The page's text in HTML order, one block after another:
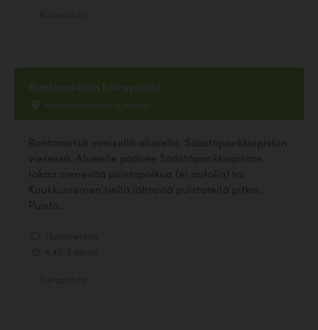
Rantametsän koirapuisto
Koukkuniementie 4, Espoo
Rantametsä nimisellä alueella, Säästöpankkiopiston
vieressä. Alueelle pääsee Säästöpankkiopiston
takaa menevää puistopolkua (ei autolla) tai
Koukkuniemen tieltä lähteviä puistoteitä pitkin.
Puisto...